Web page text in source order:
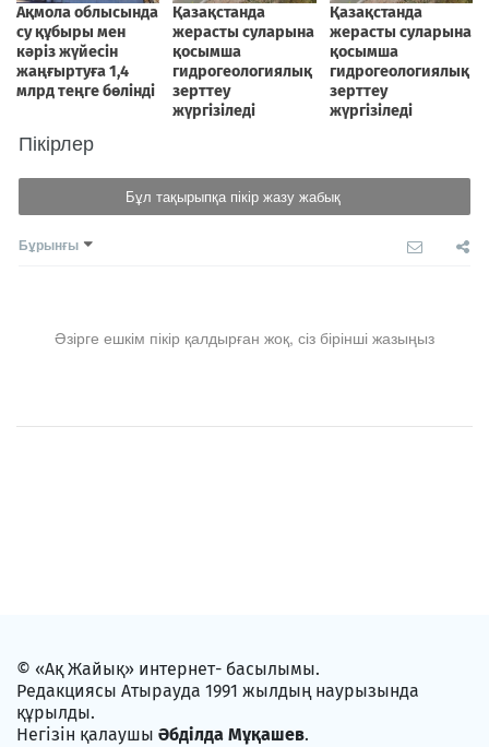
Пікірлер
Бұл тақырыпқа пікір жазу жабық
Бұрынғы
Әзірге ешкім пікір қалдырған жоқ, сіз бірінші жазыңыз
© «Ақ Жайық» интернет- басылымы.
Редакциясы Атырауда 1991 жылдың наурызында
құрылды.
Негізін қалаушы Әбділда Мұқашев.